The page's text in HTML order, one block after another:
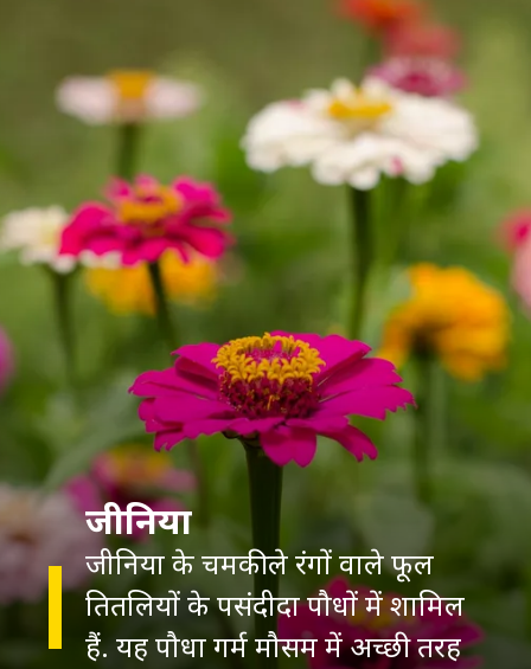
जीनिया
जीनिया के चमकीले रंगों वाले फूल
तितलियों के पसंदीदा पौधों में शामिल
हैं. यह पौधा गर्म मौसम में अच्छी तरह